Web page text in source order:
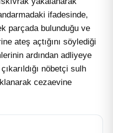
ifadesinde,
parçada bulunduğu ve
ateş açtığını söylediği
ardından adliyeye
nöbetçi sulh
cezaevine